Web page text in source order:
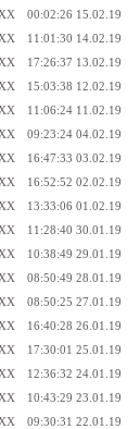
00:02:26 15.02.19
11:01:30 14.02.19
17:26:37 13.02.19
15:03:38 12.02.19
11:06:24 11.02.19
09:23:24 04.02.19
16:47:33 03.02.19
16:52:52 02.02.19
13:33:06 01.02.19
11:28:40 30.01.19
10:38:49 29.01.19
08:50:49 28.01.19
08:50:25 27.01.19
16:40:28 26.01.19
17:30:01 25.01.19
12:36:32 24.01.19
10:43:29 23.01.19
09:30:31 22.01.19